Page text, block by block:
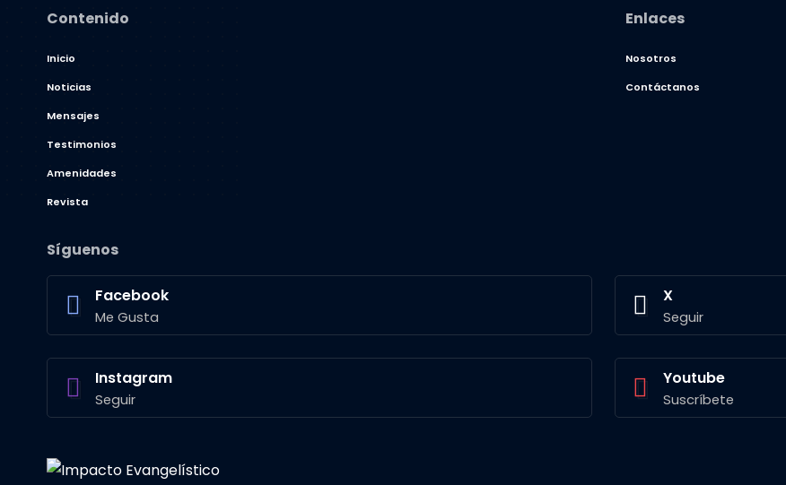
Contenido
Inicio
Noticias
Mensajes
Testimonios
Amenidades
Revista
Enlaces
Nosotros
Contáctanos
Síguenos
Facebook
Me Gusta
X
Seguir
Instagram
Seguir
Youtube
Suscríbete